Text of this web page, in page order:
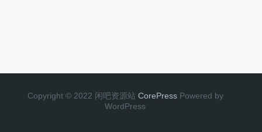
Copyright © 2022 闲吧资源站 CorePress Powered by
WordPress